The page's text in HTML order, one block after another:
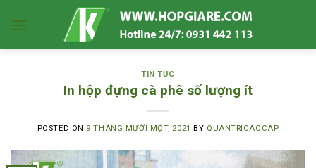
TIN TỨC
In hộp đựng cà phê số lượng ít
POSTED ON 9 THÁNG MƯỜI MỘT, 2021 BY QUANTRICAOCAP